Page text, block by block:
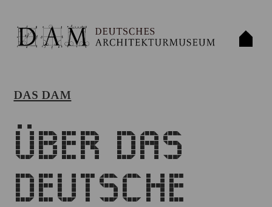
DAS DAM
Über das
Deutsche